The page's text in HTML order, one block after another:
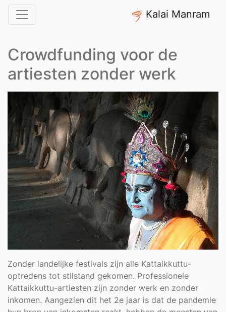
Kalai Manram
Crowdfunding voor de
artiesten zonder werk
Zonder landelijke festivals zijn alle Kattaikkuttu-
optredens tot stilstand gekomen. Professionele
Kattaikkuttu-artiesten zijn zonder werk en zonder
inkomen. Aangezien dit het 2e jaar is dat de pandemie